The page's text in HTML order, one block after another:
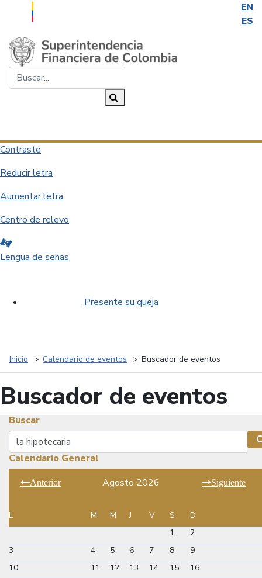
EN
ES
Saltar al contenido principal
Contraste
Reducir letra
Aumentar letra
Centro de relevo
Lengua de señas
Presente su queja
Inicio Calendario de eventos Buscador de eventos
Buscador de eventos
Buscar
Buscar
Calendario General
Anterior Agosto 2026 Siguiente
L M M J V S
D
1
2
3
4 5 6 7 8
9
10
11 12 13 14 15
16